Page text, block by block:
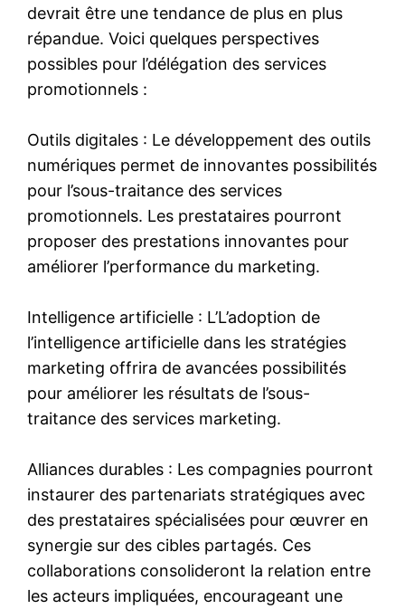
devrait être une tendance de plus en plus
répandue. Voici quelques perspectives
possibles pour l’délégation des services
promotionnels :
Outils digitales : Le développement des outils
numériques permet de innovantes possibilités
pour l’sous-traitance des services
promotionnels. Les prestataires pourront
proposer des prestations innovantes pour
améliorer l’performance du marketing.
Intelligence artificielle : L’L’adoption de
l’intelligence artificielle dans les stratégies
marketing offrira de avancées possibilités
pour améliorer les résultats de l’sous-
traitance des services marketing.
Alliances durables : Les compagnies pourront
instaurer des partenariats stratégiques avec
des prestataires spécialisées pour œuvrer en
synergie sur des cibles partagés. Ces
collaborations consolideront la relation entre
les acteurs impliquées, encourageant une